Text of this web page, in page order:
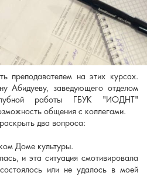
преподавателем на этих курсах.
Абидуеву, заведующего отделом
работы ГБУК "ИОДНТ"
общения с коллегами.
два вопроса:
Доме культуры.
и эта ситуация смотивировала
или не удалось в моей